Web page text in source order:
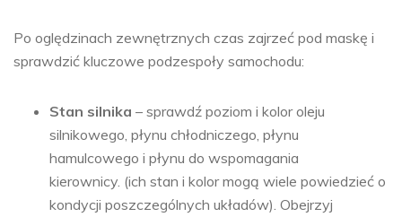
Po oględzinach zewnętrznych czas zajrzeć pod maskę i
sprawdzić kluczowe podzespoły samochodu:
Stan silnika – sprawdź poziom i kolor oleju
silnikowego, płynu chłodniczego, płynu
hamulcowego i płynu do wspomagania
kierownicy. (ich stan i kolor mogą wiele powiedzieć o
kondycji poszczególnych układów). Obejrzyj